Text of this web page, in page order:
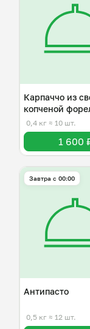
Карпаччо из
копченой
0,4 кг ≈ 10 шт.
1 600
Завтра c 00:00
Антипасто
0,5 кг ≈ 12 шт.